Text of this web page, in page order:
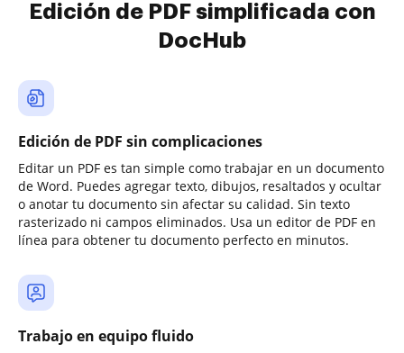
Edición de PDF simplificada con
DocHub
Edición de PDF sin complicaciones
Editar un PDF es tan simple como trabajar en un documento
de Word. Puedes agregar texto, dibujos, resaltados y ocultar
o anotar tu documento sin afectar su calidad. Sin texto
rasterizado ni campos eliminados. Usa un editor de PDF en
línea para obtener tu documento perfecto en minutos.
Trabajo en equipo fluido